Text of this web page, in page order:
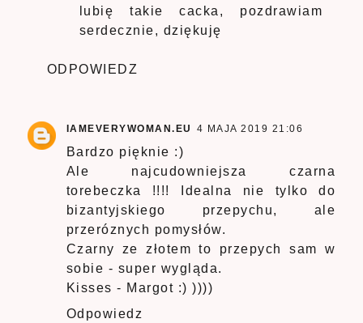
lubię takie cacka, pozdrawiam
serdecznie, dziękuję
ODPOWIEDZ
IAMEVERYWOMAN.EU 4 MAJA 2019 21:06
Bardzo pięknie :)
Ale najcudowniejsza czarna
torebeczka !!!! Idealna nie tylko do
bizantyjskiego przepychu, ale
przeróznych pomysłów.
Czarny ze złotem to przepych sam w
sobie - super wygląda.
Kisses - Margot :) ))))
Odpowiedz